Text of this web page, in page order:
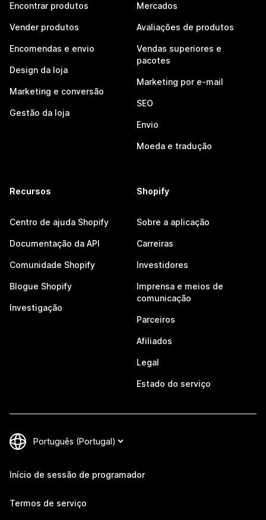
Encontrar produtos
Vender produtos
Encomendas e envio
Design da loja
Marketing e conversão
Gestão da loja
Mercados
Avaliações de produtos
Vendas superiores e
pacotes
Marketing por e-mail
SEO
Envio
Moeda e tradução
Recursos
Centro de ajuda Shopify
Documentação da API
Comunidade Shopify
Blogue Shopify
Investigação
Shopify
Sobre a aplicação
Carreiras
Investidores
Imprensa e meios de
comunicação
Parceiros
Afiliados
Legal
Estado do serviço
Início de sessão de programador
Termos de serviço